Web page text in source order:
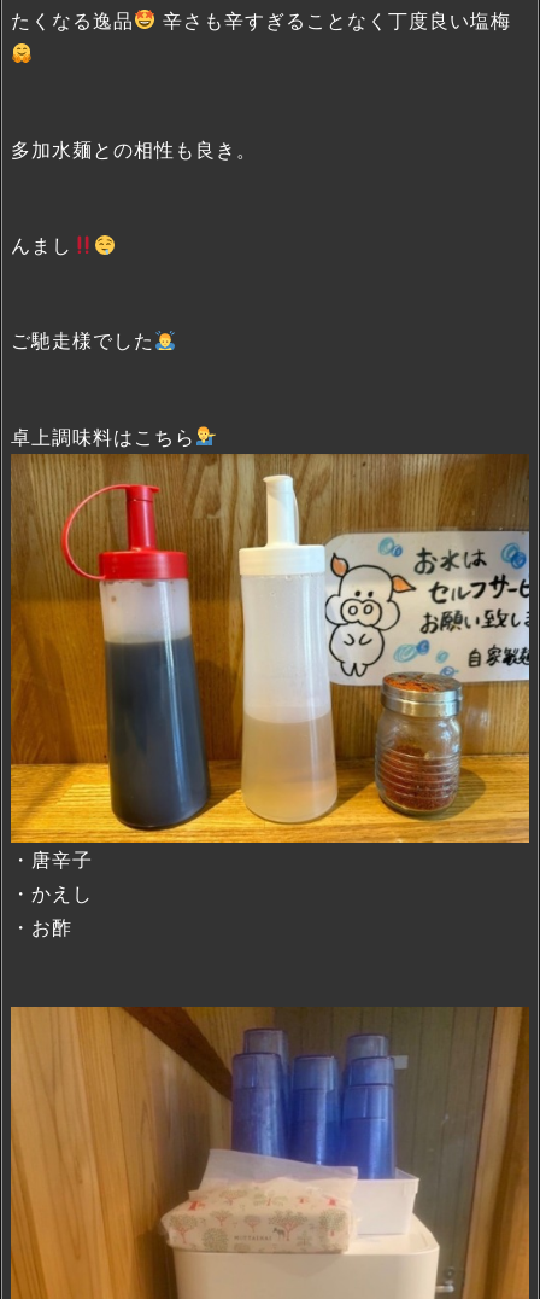
たくなる逸品
辛さも辛すぎることなく丁度良い塩梅
多加水麺との相性も良き。
んまし
ご馳走様でした
卓上調味料はこちら
・唐辛子
・かえし
・お酢